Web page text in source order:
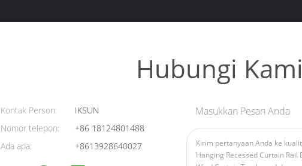
Hubungi Kami
Kontak Person:
IKSUN
Nomor telepon:
+86 18124801488
Ada apa:
+8613928640027
Masukkan Pesan Anda